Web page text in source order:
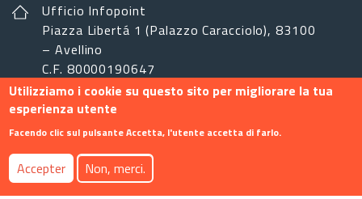
Ufficio Infopoint
Piazza Libertá 1 (Palazzo Caracciolo), 83100
– Avellino
C.F. 80000190647
sistemairpinia@provincia.avellino.it
SUIVEZ-NOUS
Utilizziamo i cookie su questo sito per migliorare la tua
esperienza utente
Facendo clic sul pulsante Accetta, l'utente accetta di farlo.
Accepter Non, merci.